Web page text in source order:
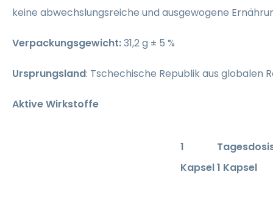
keine abwechslungsreiche und ausgewogene
Verpackungsgewicht:31,2 g ± 5 %
Ursprungsland: Tschechische Republik aus globalen
Aktive Wirkstoffe
1
Kapsel1 Kapsel